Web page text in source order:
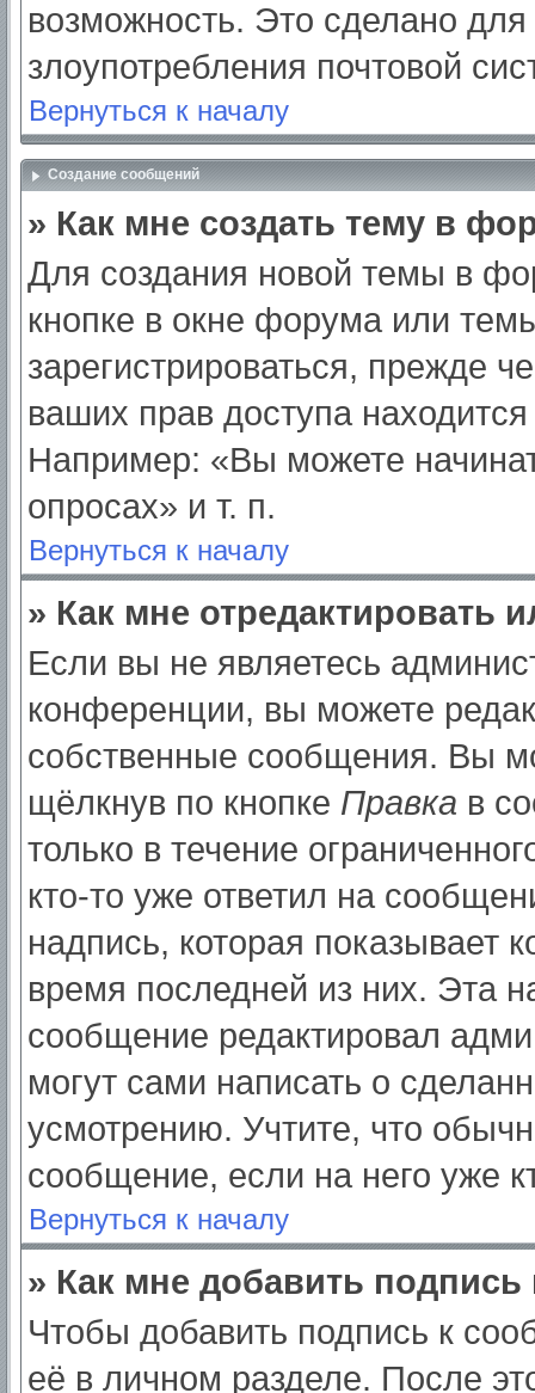
возможность. Это сделано для
злоупотребления почтовой
Вернуться к началу
Создание сообщений
» Как мне создать тему в
Для создания новой темы в
кнопке в окне форума или
зарегистрироваться, прежде
ваших прав доступа
Например: «Вы можете
опросах» и т. п.
Вернуться к началу
» Как мне отредактировать
Если вы не являетесь
конференции, вы можете
собственные сообщения. Вы
щёлкнув по кнопке Правка в
только в течение
кто-то уже ответил на
надпись, которая показывает
время последней из них. Эта
сообщение редактировал
могут сами написать о
усмотрению. Учтите, что
сообщение, если на него уже
Вернуться к началу
» Как мне добавить
Чтобы добавить подпись к
её в личном разделе. После